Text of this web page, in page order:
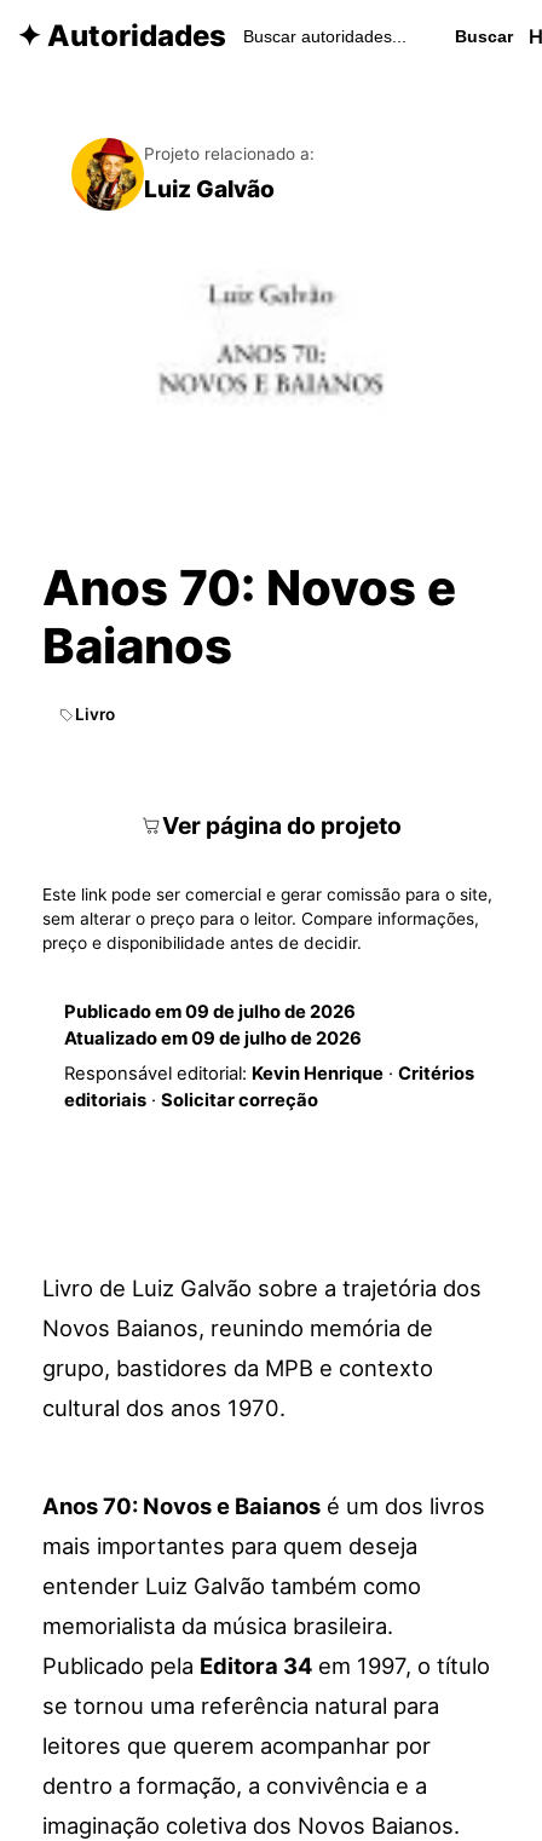
✦ Autoridades Buscar
Projeto relacionado a:
Luiz Galvão
Anos 70: Novos e
Baianos
Livro
Ver página do projeto
Este link pode ser comercial e gerar comissão para o site,
sem alterar o preço para o leitor. Compare informações,
preço e disponibilidade antes de decidir.
Publicado em09 de julho de 2026
Atualizado em09 de julho de 2026
Responsável editorial: Kevin Henrique· Critérios
editoriais· Solicitar correção
Livro de Luiz Galvão sobre a trajetória dos
Novos Baianos, reunindo memória de
grupo, bastidores da MPB e contexto
cultural dos anos 1970.
Anos 70: Novos e Baianos é um dos livros
mais importantes para quem deseja
entender Luiz Galvão também como
memorialista da música brasileira.
Publicado pela Editora 34 em 1997, o título
se tornou uma referência natural para
leitores que querem acompanhar por
dentro a formação, a convivência e a
imaginação coletiva dos Novos Baianos.